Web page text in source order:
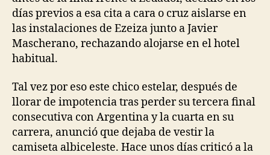
días previos a esa cita a cara o cruz aislarse en
las instalaciones de Ezeiza junto a Javier
Mascherano, rechazando alojarse en el hotel
habitual.
Tal vez por eso este chico estelar, después de
llorar de impotencia tras perder su tercera final
consecutiva con Argentina y la cuarta en su
carrera, anunció que dejaba de vestir la
camiseta albiceleste. Hace unos días criticó a la